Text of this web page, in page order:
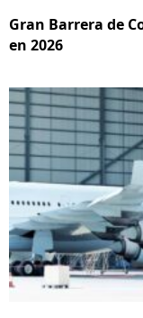
Gran Barrera de
en 2026